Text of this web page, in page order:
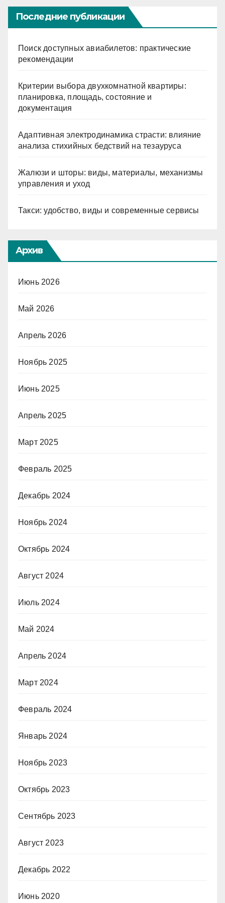
Последние публикации
Поиск доступных авиабилетов: практические
рекомендации
Критерии выбора двухкомнатной квартиры:
планировка, площадь, состояние и
документация
Адаптивная электродинамика страсти: влияние
анализа стихийных бедствий на тезауруса
Жалюзи и шторы: виды, материалы, механизмы
управления и уход
Такси: удобство, виды и современные сервисы
Архив
Июнь 2026
Май 2026
Апрель 2026
Ноябрь 2025
Июнь 2025
Апрель 2025
Март 2025
Февраль 2025
Декабрь 2024
Ноябрь 2024
Октябрь 2024
Август 2024
Июль 2024
Май 2024
Апрель 2024
Март 2024
Февраль 2024
Январь 2024
Ноябрь 2023
Октябрь 2023
Сентябрь 2023
Август 2023
Декабрь 2022
Июнь 2020